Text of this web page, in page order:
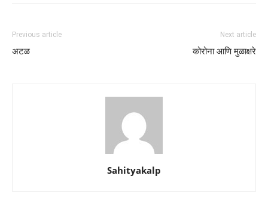
Previous article
अटळ
Next article
कोरोना आणि मुळाक्षरे
Sahityakalp